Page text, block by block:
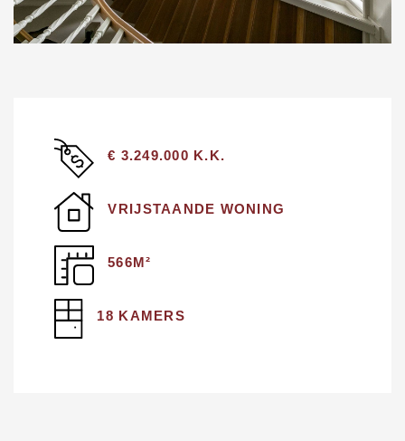
€ 3.249.000 K.K.
VRIJSTAANDE WONING
566M²
18 KAMERS